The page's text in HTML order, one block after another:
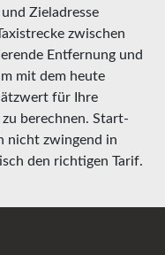
Zieladresse
zwischen
Entfernung und
mit dem heute
für Ihre
berechnen. Start-
nicht zwingend in
den richtigen Tarif.